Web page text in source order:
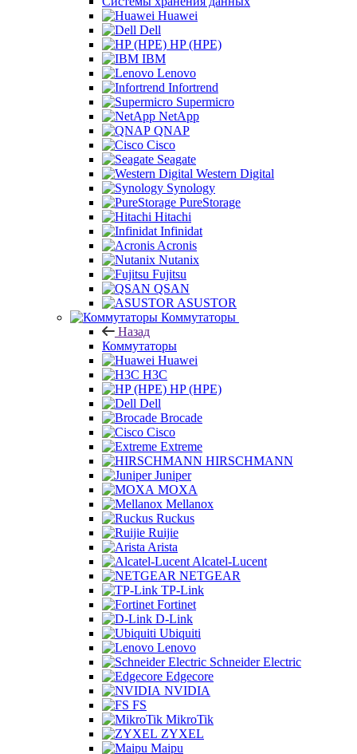
Huawei
Dell
HP (HPE)
IBM
Lenovo
Infortrend
Supermicro
NetApp
QNAP
Cisco
Seagate
Western Digital
Synology
PureStorage
Hitachi
Infinidat
Acronis
Nutanix
Fujitsu
QSAN
ASUSTOR
Коммутаторы
Назад
Коммутаторы
Huawei
H3C
HP (HPE)
Dell
Brocade
Cisco
Extreme
HIRSCHMANN
Juniper
MOXA
Mellanox
Ruckus
Ruijie
Arista
Alcatel-Lucent
NETGEAR
TP-Link
Fortinet
D-Link
Ubiquiti
Lenovo
Schneider Electric
Edgecore
NVIDIA
FS
MikroTik
ZYXEL
Maipu